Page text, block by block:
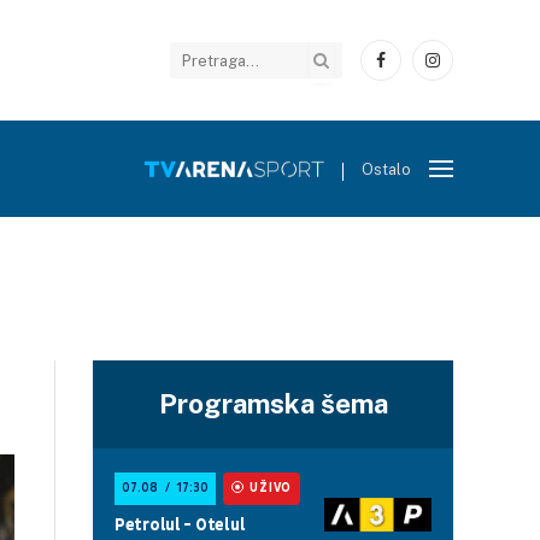
FacebookInstagram
Ostalo
Programska šema